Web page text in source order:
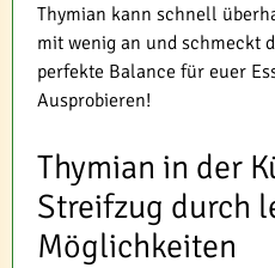
Thymian kann schnell
mit wenig an und schmeckt
perfekte Balance für euer
Ausprobieren!
Thymian in der
Streifzug durch
Möglichkeiten